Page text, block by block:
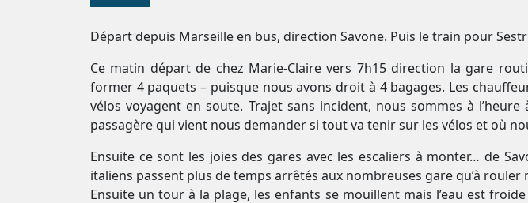
Départ depuis Marseille en bus, direction Savone. Puis le train pour
Ce matin départ de chez Marie-Claire vers 7h15 direction la gare
former 4 paquets – puisque nous avons droit à 4 bagages. Les
vélos voyagent en soute. Trajet sans incident, nous sommes à
passagère qui vient nous demander si tout va tenir sur les vélos et où
Ensuite ce sont les joies des gares avec les escaliers à monter… de
italiens passent plus de temps arrêtés aux nombreuses gare qu’à
Ensuite un tour à la plage, les enfants se mouillent mais l’eau est